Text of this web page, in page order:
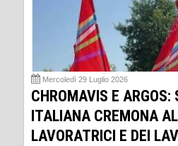
Mercoledì 29 Luglio 2026
CHROMAVIS E ARGOS:
ITALIANA CREMONA
LAVORATRICI E DEI